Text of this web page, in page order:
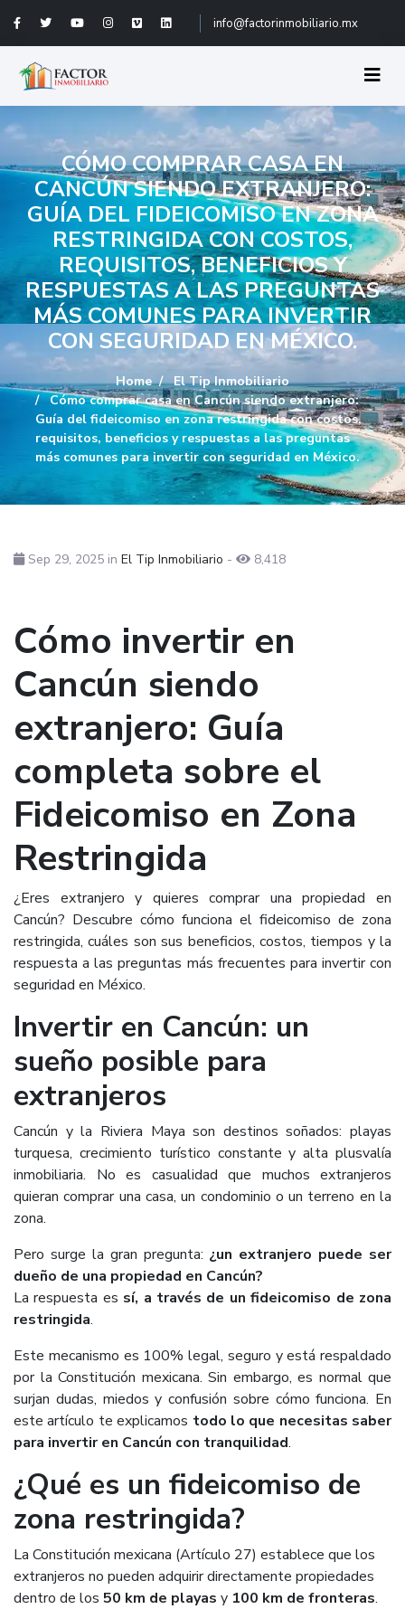
info@factorinmobiliario.mx
CÓMO COMPRAR CASA EN
CANCÚN SIENDO EXTRANJERO:
GUÍA DEL FIDEICOMISO EN ZONA
RESTRINGIDA CON COSTOS,
REQUISITOS, BENEFICIOS Y
RESPUESTAS A LAS PREGUNTAS
MÁS COMUNES PARA INVERTIR
CON SEGURIDAD EN MÉXICO.
Home
El Tip Inmobiliario
Cómo comprar casa en Cancún siendo extranjero:
Guía del fideicomiso en zona restringida con costos,
requisitos, beneficios y respuestas a las preguntas
más comunes para invertir con seguridad en México.
Sep 29, 2025 in El Tip Inmobiliario - 8,418
Cómo invertir en
Cancún siendo
extranjero: Guía
completa sobre el
Fideicomiso en Zona
Restringida
¿Eres extranjero y quieres comprar una propiedad en
Cancún? Descubre cómo funciona el fideicomiso de zona
restringida, cuáles son sus beneficios, costos, tiempos y la
respuesta a las preguntas más frecuentes para invertir con
seguridad en México.
Invertir en Cancún: un
sueño posible para
extranjeros
Cancún y la Riviera Maya son destinos soñados: playas
turquesa, crecimiento turístico constante y alta plusvalía
inmobiliaria. No es casualidad que muchos extranjeros
quieran comprar una casa, un condominio o un terreno en la
zona.
Pero surge la gran pregunta: ¿un extranjero puede ser
dueño de una propiedad en Cancún?
La respuesta es sí, a través de un fideicomiso de zona
restringida.
Este mecanismo es 100% legal, seguro y está respaldado
por la Constitución mexicana. Sin embargo, es normal que
surjan dudas, miedos y confusión sobre cómo funciona. En
este artículo te explicamos todo lo que necesitas saber
para invertir en Cancún con tranquilidad.
¿Qué es un fideicomiso de
zona restringida?
La Constitución mexicana (Artículo 27) establece que los
extranjeros no pueden adquirir directamente propiedades
dentro de los 50 km de playas y 100 km de fronteras.